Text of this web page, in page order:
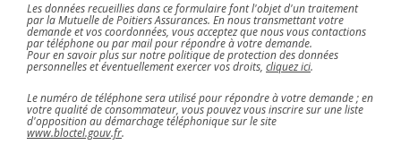
Les données recueillies dans ce formulaire font l'objet d'un traitement
par la Mutuelle de Poitiers Assurances. En nous transmettant votre
demande et vos coordonnées, vous acceptez que nous vous contactions
par téléphone ou par mail pour répondre à votre demande.
Pour en savoir plus sur notre politique de protection des données
personnelles et éventuellement exercer vos droits, cliquez ici.
Le numéro de téléphone sera utilisé pour répondre à votre demande ; en
votre qualité de consommateur, vous pouvez vous inscrire sur une liste
d'opposition au démarchage téléphonique sur le site
www.bloctel.gouv.fr.